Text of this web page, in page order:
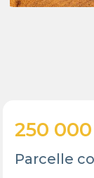
250
Parcelle